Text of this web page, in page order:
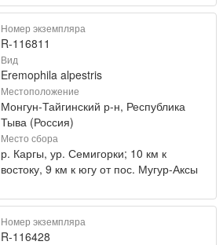
Номер экземпляра
R-116811
Вид
Eremophila alpestris
Местоположение
Монгун-Тайгинский р-н, Республика
Тыва (Россия)
Место сбора
р. Каргы, ур. Семигорки; 10 км к
востоку, 9 км к югу от пос. Мугур-Аксы
Номер экземпляра
R-116428